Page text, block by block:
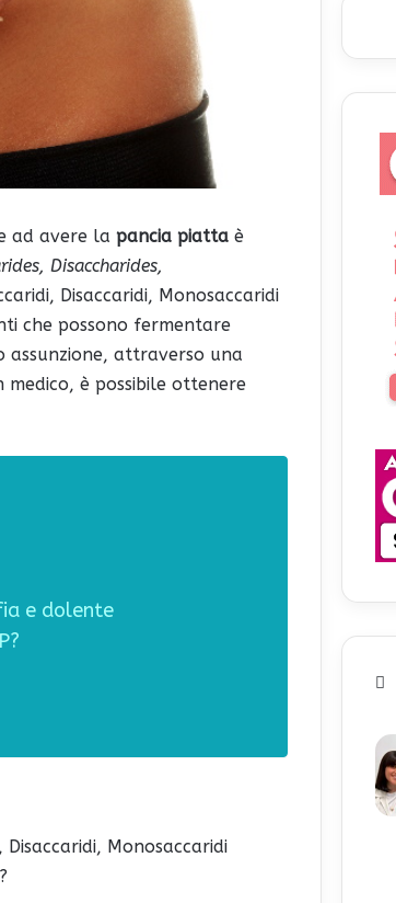
ad avere la pancia piatta è
Disaccharides,
Disaccaridi, Monosaccaridi
che possono fermentare
assunzione, attraverso una
è possibile ottenere
e dolente
Disaccaridi, Monosaccaridi